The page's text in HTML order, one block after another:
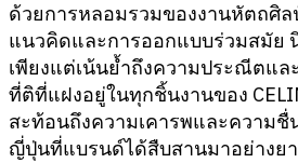
ด้วยการหลอมรวมของงานหัตถศิ
แนวคิดและการออกแบบร่วมสมัย
เพียงแต่เน้นย้ำถึงความประณีตแ
ที่ติที่แฝงอยู่ในทุกชิ้นงานของ
สะท้อนถึงความเคารพและความ
ญี่ปุ่นที่แบรนด์ได้สืบสานมาอย่างย